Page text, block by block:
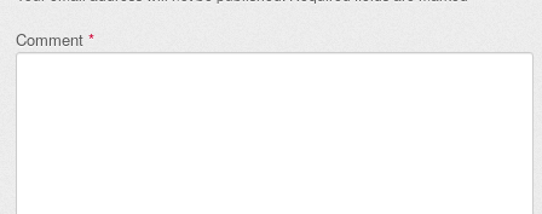
Comment *